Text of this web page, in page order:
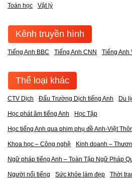
Toán học Vật lý
Kênh truyền hình
Tiếng Anh BBC Tiếng Anh CNN Tiếng Anh
Thể loại khác
CTV Dịch Đấu Trường Dịch tiếng Anh Du
Học phát âm tiếng Anh Học Tập
Học tiếng Anh qua phim phụ đề Anh-Việt
Khoa học – Công nghệ Kinh doanh –
Ngữ pháp tiếng Anh – Toàn Tập Ngữ Pháp
Người nổi tiếng Sức khỏe làm đẹp Thời